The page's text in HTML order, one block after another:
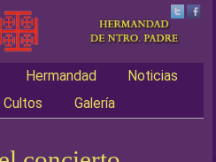
Hermandad
Noticias
Cultos Galería